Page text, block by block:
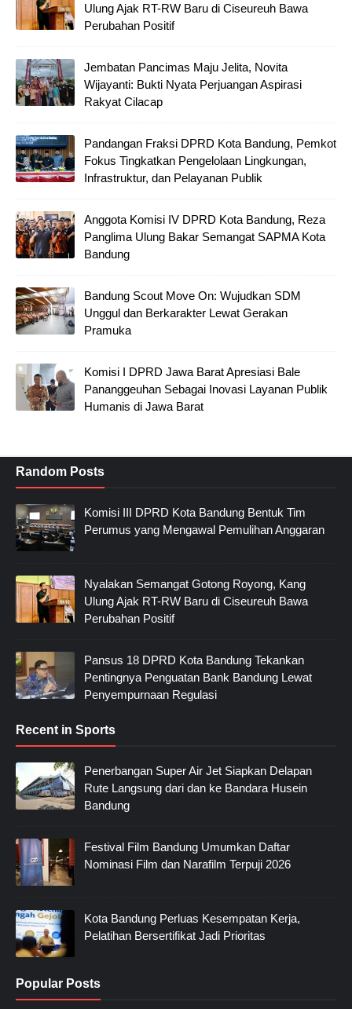
Ulung Ajak RT-RW Baru di Ciseureuh Bawa
Perubahan Positif
Jembatan Pancimas Maju Jelita, Novita
Wijayanti: Bukti Nyata Perjuangan Aspirasi
Rakyat Cilacap
Pandangan Fraksi DPRD Kota Bandung, Pemkot
Fokus Tingkatkan Pengelolaan Lingkungan,
Infrastruktur, dan Pelayanan Publik
Anggota Komisi IV DPRD Kota Bandung, Reza
Panglima Ulung Bakar Semangat SAPMA Kota
Bandung
Bandung Scout Move On: Wujudkan SDM
Unggul dan Berkarakter Lewat Gerakan
Pramuka
Komisi I DPRD Jawa Barat Apresiasi Bale
Pananggeuhan Sebagai Inovasi Layanan Publik
Humanis di Jawa Barat
Random Posts
Komisi III DPRD Kota Bandung Bentuk Tim
Perumus yang Mengawal Pemulihan Anggaran
Nyalakan Semangat Gotong Royong, Kang
Ulung Ajak RT-RW Baru di Ciseureuh Bawa
Perubahan Positif
Pansus 18 DPRD Kota Bandung Tekankan
Pentingnya Penguatan Bank Bandung Lewat
Penyempurnaan Regulasi
Recent in Sports
Penerbangan Super Air Jet Siapkan Delapan
Rute Langsung dari dan ke Bandara Husein
Bandung
Festival Film Bandung Umumkan Daftar
Nominasi Film dan Narafilm Terpuji 2026
Kota Bandung Perluas Kesempatan Kerja,
Pelatihan Bersertifikat Jadi Prioritas
Popular Posts